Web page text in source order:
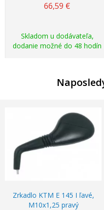
66,59 €
Skladom u dodávateľa,
dodanie možné do 48 hodín
Zrkadlo KTM E 145 I ľavé,
M10x1,25 pravý